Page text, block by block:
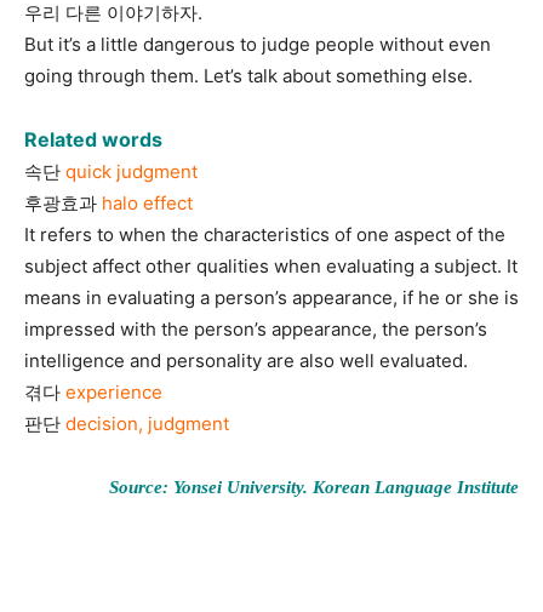
우리 다른 이야기하자.
But it’s a little dangerous to judge people without even
going through them. Let’s talk about something else.
Related words
속단 quick judgment
후광효과 halo effect
It refers to when the characteristics of one aspect of the
subject affect other qualities when evaluating a subject. It
means in evaluating a person’s appearance, if he or she is
impressed with the person’s appearance, the person’s
intelligence and personality are also well evaluated.
겪다 experience
판단 decision, judgment
Source: Yonsei University. Korean Language Institute